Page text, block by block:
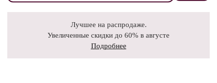
Лучшее на распродаже.
Увеличенные скидки до 60% в августе
Подробнее